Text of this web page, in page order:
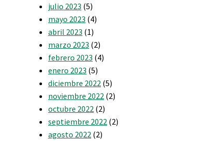
julio 2023 (5)
mayo 2023 (4)
abril 2023 (1)
marzo 2023 (2)
febrero 2023 (4)
enero 2023 (5)
diciembre 2022 (5)
noviembre 2022 (2)
octubre 2022 (2)
septiembre 2022 (2)
agosto 2022 (2)